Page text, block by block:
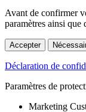
Avant de confirmer
paramètres ainsi que
Accepter
Déclaration de
Paramètres de
Marketing